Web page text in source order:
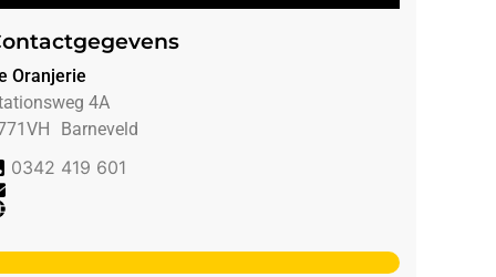
Oranjerie
4A
Barneveld
0342 419 601